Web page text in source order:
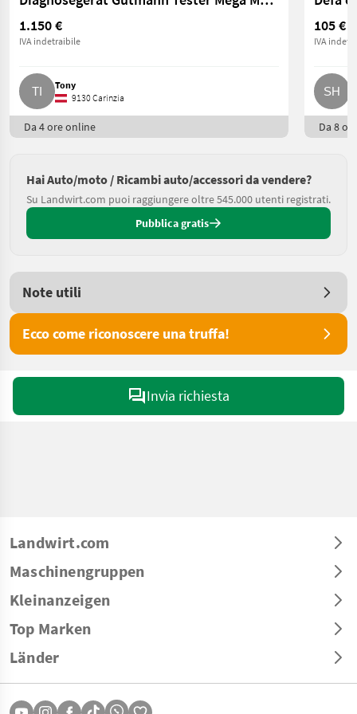
1.150 €
IVA indetraibile
Tony
9130 Carinzia
Da 4 ore online
105 €
IVA
Da 8
Hai Auto/moto / Ricambi auto/accessori da vendere?
Su Landwirt.com puoi raggiungere oltre 545.000 utenti registrati.
Pubblica gratis
Note utili
Ecco come riconoscere una truffa!
Invia richiesta
Landwirt.com
Maschinengruppen
Kleinanzeigen
Top Marken
Länder